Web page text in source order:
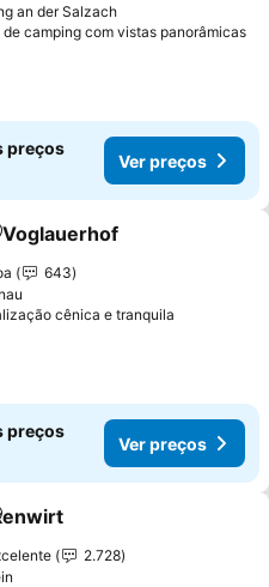
an der Salzach
de camping com vistas panorâmicas
preços
Ver preços
aos favoritos
643
cênica e tranquila
preços
Ver preços
aos favoritos
2.728